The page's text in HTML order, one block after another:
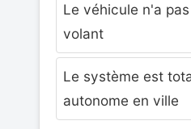
Le véhicule n'a
volant
Le système est
autonome en ville